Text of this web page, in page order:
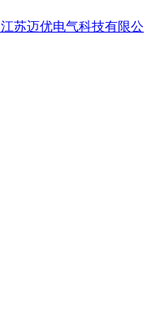
江苏迈优电气科技有限公